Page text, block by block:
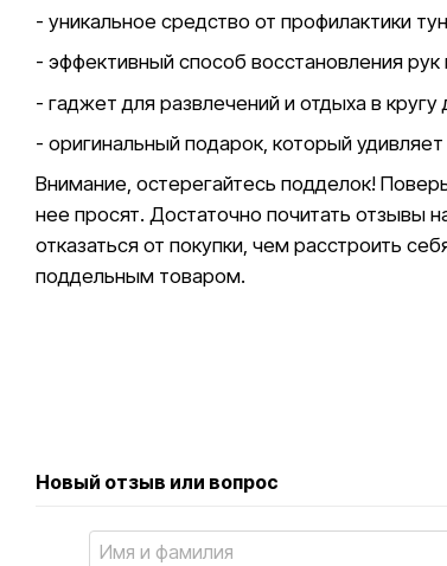
- уникальное средство от профилактики
- эффективный способ восстановления
- гаджет для развлечений и отдыха в кругу
- оригинальный подарок, который
Внимание, остерегайтесь подделок!
нее просят. Достаточно почитать отзывы
отказаться от покупки, чем расстроить
поддельным товаром.
Новый отзыв или вопрос